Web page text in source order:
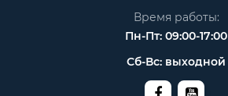
Время работы:
Пн-Пт: 09:00-17:00
Сб-Вс: выходной